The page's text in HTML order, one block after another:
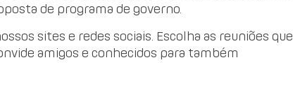
de programa de governo.
sites e redes sociais. Escolha as reuniões que
amigos e conhecidos para também